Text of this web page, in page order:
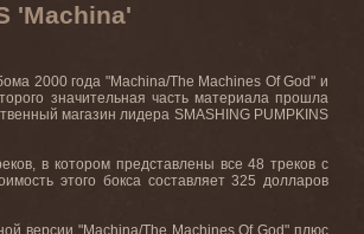
'Machina'
2000 года "Machina/The Machines Of God" и
значительная часть материала прошла
магазин лидера SMASHING PUMPKINS
в котором представлены все 48 треков с
этого бокса составляет 325 долларов
версии "Machina/The Machines Of God" плюс